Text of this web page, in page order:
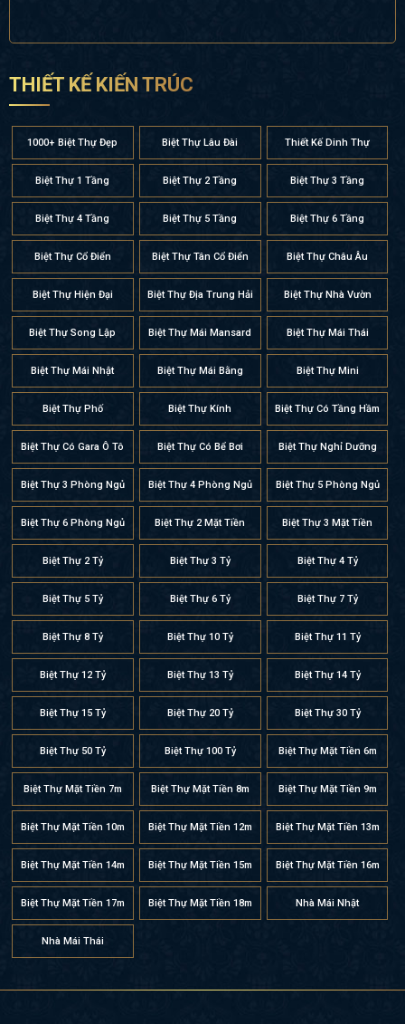
THIẾT KẾ KIẾN TRÚC
1000+ Biệt Thự Đẹp Biệt Thự Lâu Đài Thiết Kế Dinh Thự
Biệt Thự 1 Tầng Biệt Thự 2 Tầng Biệt Thự 3 Tầng
Biệt Thự 4 Tầng Biệt Thự 5 Tầng Biệt Thự 6 Tầng
Biệt Thự Cổ Điển Biệt Thự Tân Cổ Điển Biệt Thự Châu Âu
Biệt Thự Hiện Đại Biệt Thự Địa Trung Hải Biệt Thự Nhà Vườn
Biệt Thự Song Lập Biệt Thự Mái Mansard Biệt Thự Mái Thái
Biệt Thự Mái Nhật Biệt Thự Mái Bằng Biệt Thự Mini
Biệt Thự Phố Biệt Thự Kính Biệt Thự Có Tầng Hầm
Biệt Thự Có Gara Ô Tô Biệt Thự Có Bể Bơi Biệt Thự Nghỉ Dưỡng
Biệt Thự 3 Phòng Ngủ Biệt Thự 4 Phòng Ngủ Biệt Thự 5 Phòng Ngủ
Biệt Thự 6 Phòng Ngủ Biệt Thự 2 Mặt Tiền Biệt Thự 3 Mặt Tiền
Biệt Thự 2 Tỷ Biệt Thự 3 Tỷ Biệt Thự 4 Tỷ
Biệt Thự 5 Tỷ Biệt Thự 6 Tỷ Biệt Thự 7 Tỷ
Biệt Thự 8 Tỷ Biệt Thự 10 Tỷ Biệt Thự 11 Tỷ
Biệt Thự 12 Tỷ Biệt Thự 13 Tỷ Biệt Thự 14 Tỷ
Biệt Thự 15 Tỷ Biệt Thự 20 Tỷ Biệt Thự 30 Tỷ
Biệt Thự 50 Tỷ Biệt Thự 100 Tỷ Biệt Thự Mặt Tiền 6m
Biệt Thự Mặt Tiền 7m Biệt Thự Mặt Tiền 8m Biệt Thự Mặt Tiền 9m
Biệt Thự Mặt Tiền 10m Biệt Thự Mặt Tiền 12m Biệt Thự Mặt Tiền 13m
Biệt Thự Mặt Tiền 14m Biệt Thự Mặt Tiền 15m Biệt Thự Mặt Tiền 16m
Biệt Thự Mặt Tiền 17m Biệt Thự Mặt Tiền 18m Nhà Mái Nhật
Nhà Mái Thái